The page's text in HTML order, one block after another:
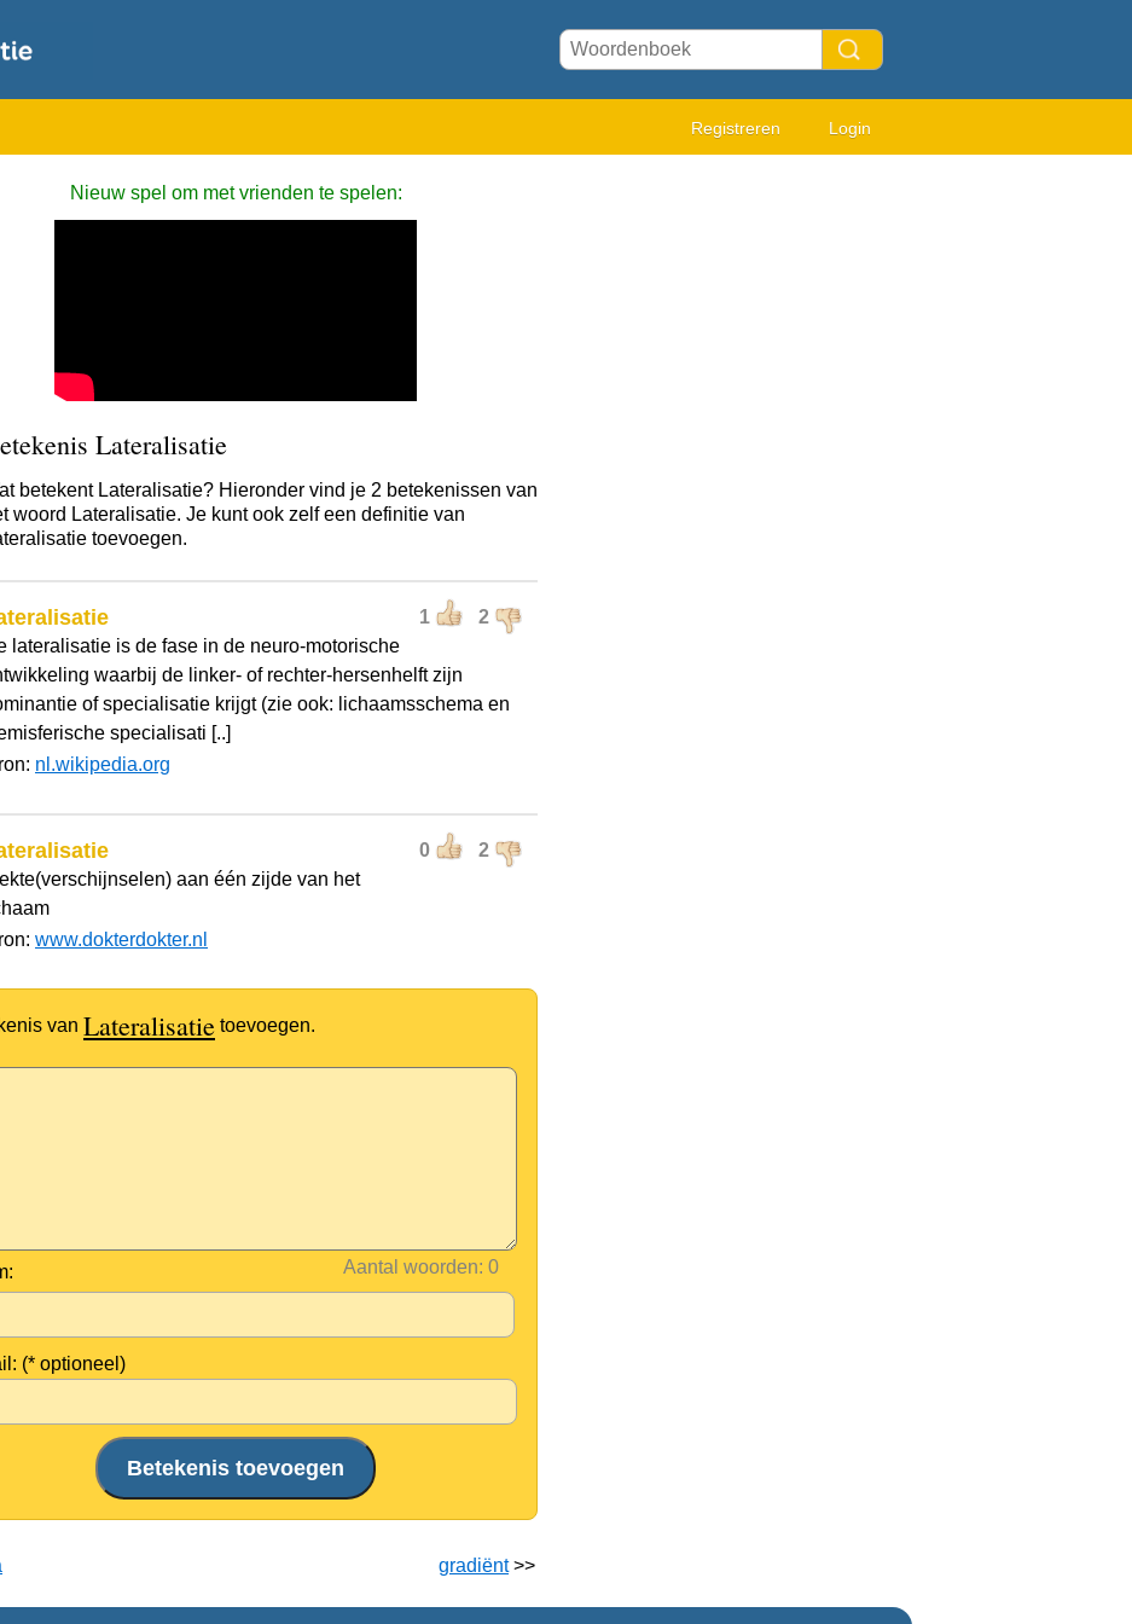
Registreren Login
Nieuw spel om met vrienden te spelen:
Lateralisatie
betekent Lateralisatie? Hieronder vind je 2 betekenissen van
woord Lateralisatie. Je kunt ook zelf een definitie van
toevoegen.
1 2
lateralisatie is de fase in de neuro-motorische
waarbij de linker- of rechter-hersenhelft zijn
of specialisatie krijgt (zie ook: lichaamsschema en
specialisati [..]
nl.wikipedia.org
0 2
aan één zijde van het
www.dokterdokter.nl
van Lateralisatie toevoegen.
Aantal woorden:
(* optioneel)
gradiënt>>